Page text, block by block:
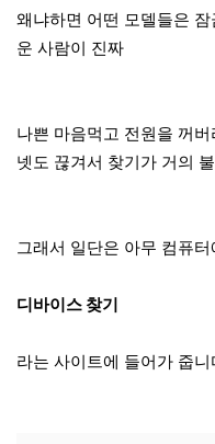
왜냐하면 어떤 모델들은
운 사람이 진짜
나쁜 마음먹고 전원을 꺼
넷도 끊겨서 찾기가 거의
그래서 일단은 아무 컴퓨터
디바이스 찾기
라는 사이트에 들어가 줍니